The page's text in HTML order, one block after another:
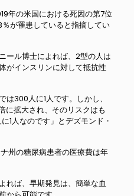
年の米国における死因の第7位
％が罹患していると指摘してい
ール博士によれば、2型の人は
がインスリンに対して抵抗性
は300人に1人です。しかし、
に拡大され、そのリスクはも
1人なのです」とデズモンド・
州の糖尿病患者の医療費は年
れば、早期発見は、簡単な血